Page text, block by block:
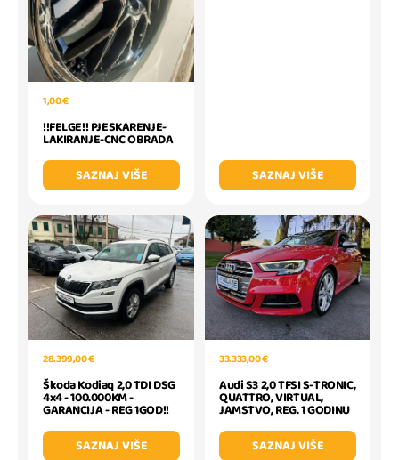
1,00 €
!!FELGE!! PJESKARENJE-
LAKIRANJE-CNC OBRADA
SAZNAJ VIŠE
SAZNAJ VIŠE
28.399,00 €
Škoda Kodiaq 2,0 TDI DSG
4x4 - 100.000KM -
GARANCIJA - REG 1GOD!!
SAZNAJ VIŠE
33.333,00 €
Audi S3 2,0 TFSI S-TRONIC,
QUATTRO, VIRTUAL,
JAMSTVO, REG. 1 GODINU
SAZNAJ VIŠE